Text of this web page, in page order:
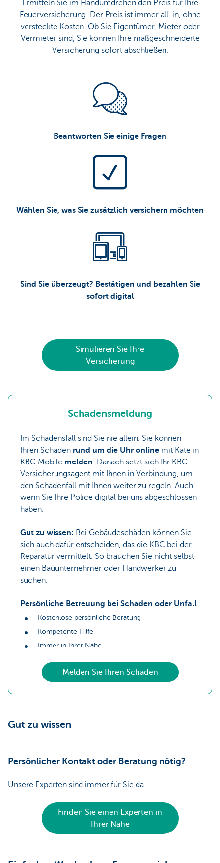
Ermitteln Sie im Handumdrehen den Preis für Ihre
Feuerversicherung. Der Preis ist immer all-in, ohne
versteckte Kosten. Ob Sie Eigentümer, Mieter oder
Vermieter sind, Sie können Ihre maßgeschneiderte
Versicherung sofort abschließen.
Beantworten Sie einige Fragen
Wählen Sie, was Sie zusätzlich versichern möchten
Sind Sie überzeugt? Bestätigen und bezahlen Sie
sofort digital
Simulieren Sie Ihre
Versicherung
Schadensmeldung
Im Schadensfall sind Sie nie allein. Sie können
Ihren Schaden rund um die Uhr online mit Kate in
KBC Mobile melden. Danach setzt sich Ihr KBC-
Versicherungsagent mit Ihnen in Verbindung, um
den Schadenfall mit Ihnen weiter zu regeln. Auch
wenn Sie Ihre Police digital bei uns abgeschlossen
haben.
Gut zu wissen: Bei Gebäudeschäden können Sie
sich auch dafür entscheiden, das die KBC bei der
Reparatur vermittelt. So brauchen Sie nicht selbst
einen Bauunternehmer oder Handwerker zu
suchen.
Persönliche Betreuung bei Schaden oder Unfall
Kostenlose persönliche Beratung
Kompetente Hilfe
Immer in Ihrer Nähe
Melden Sie Ihren Schaden
Gut zu wissen
Persönlicher Kontakt oder Beratung nötig?
Unsere Experten sind immer für Sie da.
Finden Sie einen Experten in
Ihrer Nähe